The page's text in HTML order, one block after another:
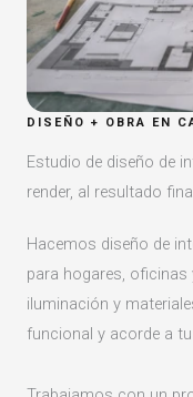
DISEÑO + OBRA EN
Estudio de diseño de
render, al resultado final
Hacemos diseño de
para hogares,
iluminación y
funcional y acorde a